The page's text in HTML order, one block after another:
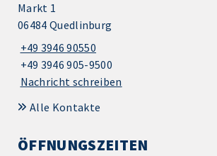
Markt 1
06484 Quedlinburg
+49 3946 90550
+49 3946 905-9500
Nachricht schreiben
Alle Kontakte
ÖFFNUNGSZEITEN